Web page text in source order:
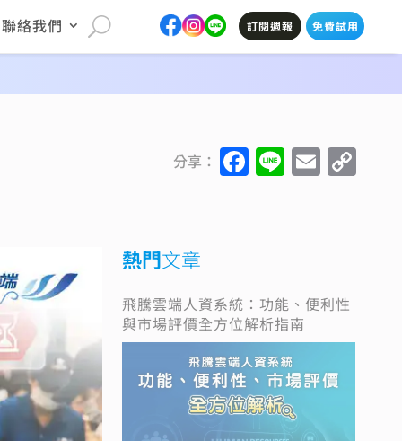
聯絡我們 訂閱週報 免費試用
分享： F
a
o
o
k
Li
n
E
m
C
熱門文章
不用換人資系統，也能實現手機
APP數位打卡？企業低成本數位轉
型指南